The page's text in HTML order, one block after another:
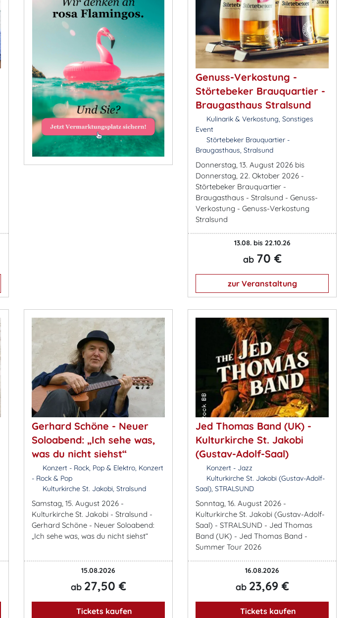
Genuss-Verkostung -
Störtebeker Brauquartier -
Braugasthaus Stralsund
Kulinarik & Verkostung, Sonstiges
Event
Störtebeker Brauquartier -
Braugasthaus, Stralsund
Donnerstag, 13. August 2026 bis
Donnerstag, 22. Oktober 2026 -
Störtebeker Brauquartier -
Braugasthaus - Stralsund - Genuss-
Verkostung - Genuss-Verkostung
Stralsund
13.08. bis 22.10.26
ab 70 €
zur Veranstaltung
Gerhard Schöne - Neuer
Soloabend: „Ich sehe was,
was du nicht siehst“
Konzert - Rock, Pop & Elektro, Konzert
- Rock & Pop
Kulturkirche St. Jakobi, Stralsund
Samstag, 15. August 2026 -
Kulturkirche St. Jakobi - Stralsund -
Gerhard Schöne - Neuer Soloabend:
„Ich sehe was, was du nicht siehst“
15.08.2026
ab 27,50 €
Tickets kaufen
Jed Thomas Band (UK) -
Kulturkirche St. Jakobi
(Gustav-Adolf-Saal)
Konzert - Jazz
Kulturkirche St. Jakobi (Gustav-Adolf-
Saal), STRALSUND
Sonntag, 16. August 2026 -
Kulturkirche St. Jakobi (Gustav-Adolf-
Saal) - STRALSUND - Jed Thomas
Band (UK) - Jed Thomas Band -
Summer Tour 2026
16.08.2026
ab 23,69 €
Tickets kaufen